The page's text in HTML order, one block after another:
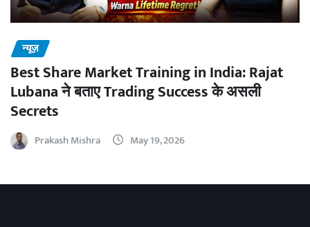
न्यूज़
Best Share Market Training in India: Rajat
Lubana ने बताए Trading Success के असली
Secrets
Prakash Mishra May 19, 2026